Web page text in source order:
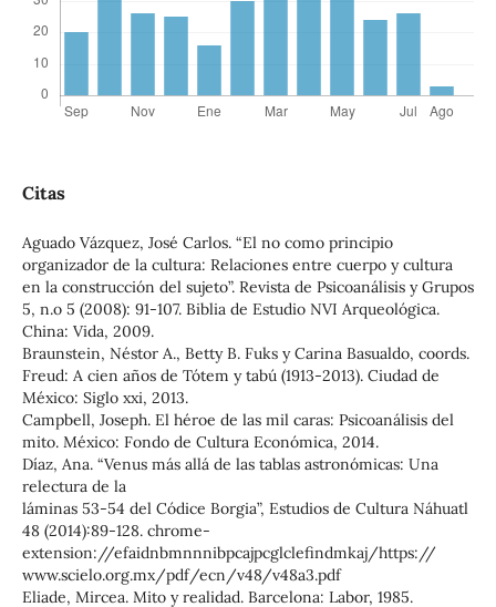
Citas
Aguado Vázquez, José Carlos. “El no como principio
organizador de la cultura: Relaciones entre cuerpo y cultura
en la construcción del sujeto”. Revista de Psicoanálisis y Grupos
5, n.o 5 (2008): 91-107. Biblia de Estudio NVI Arqueológica.
China: Vida, 2009.
Braunstein, Néstor A., Betty B. Fuks y Carina Basualdo, coords.
Freud: A cien años de Tótem y tabú (1913-2013). Ciudad de
México: Siglo xxi, 2013.
Campbell, Joseph. El héroe de las mil caras: Psicoanálisis del
mito. México: Fondo de Cultura Económica, 2014.
Díaz, Ana. “Venus más allá de las tablas astronómicas: Una
relectura de la
láminas 53-54 del Códice Borgia”, Estudios de Cultura Náhuatl
48 (2014):89-128. chrome-
extension://efaidnbmnnnibpcajpcglclefindmkaj/https://
www.scielo.org.mx/pdf/ecn/v48/v48a3.pdf
Eliade, Mircea. Mito y realidad. Barcelona: Labor, 1985.